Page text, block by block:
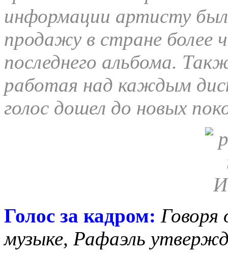
информации артисту был
продажу в стране более
последнего альбома.
работая над каждым
голос дошел до новых
Голос за кадром: Говоря
музыке, Рафаэль